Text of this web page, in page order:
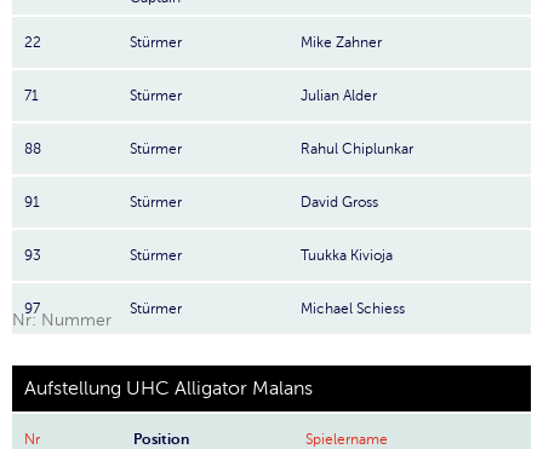
22 Stürmer Mike Zahner
71 Stürmer Julian Alder
88 Stürmer Rahul Chiplunkar
91 Stürmer David Gross
93 Stürmer Tuukka Kivioja
97 Stürmer Michael Schiess
Nr: Nummer
Aufstellung UHC Alligator Malans
Nr Position Spielername